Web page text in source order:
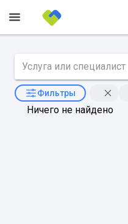
Фильтры
Ничего не найдено